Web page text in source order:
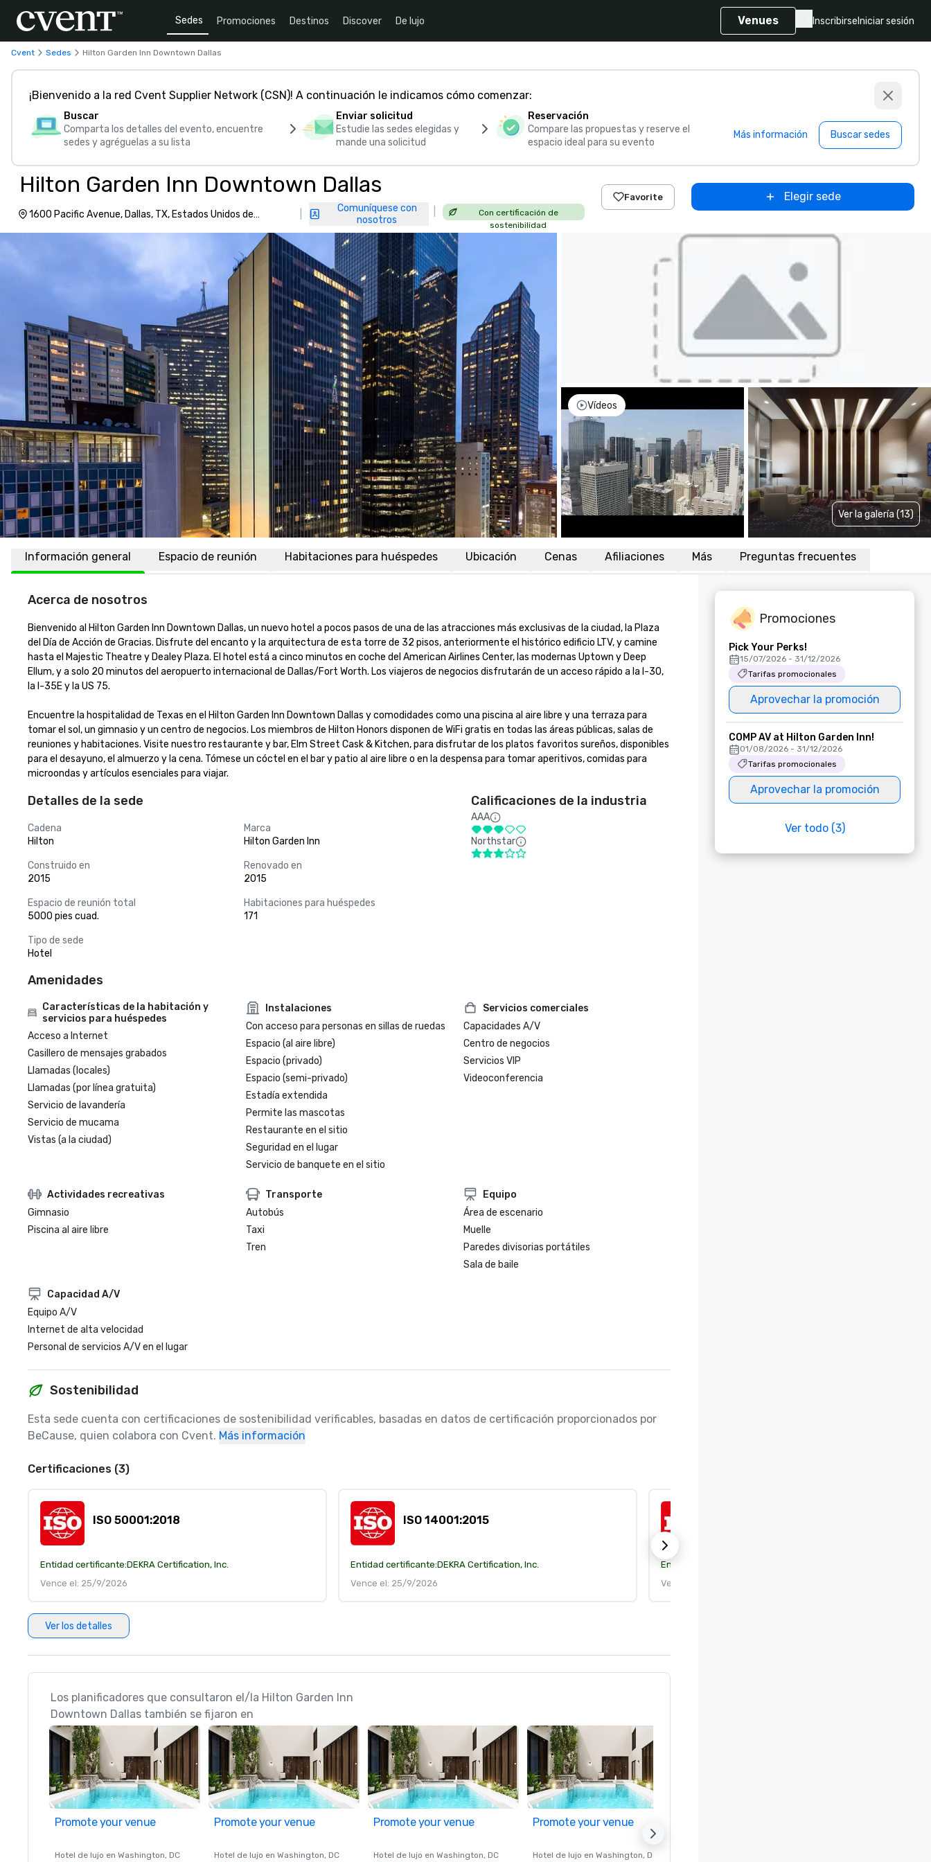
Sedes Promociones Destinos Discover De lujo Venues Inscribirse Iniciar sesión
Cvent Sedes Hilton Garden Inn Downtown Dallas
¡Bienvenido a la red Cvent Supplier Network (CSN)! A continuación le indicamos cómo comenzar:
Buscar
Comparta los detalles del evento, encuentre
sedes y agréguelas a su lista
Enviar solicitud
Estudie las sedes elegidas y
mande una solicitud
Reservación
Compare las propuestas y reserve el
espacio ideal para su evento
Más información Buscar sedes
Hilton Garden Inn Downtown Dallas
1600 Pacific Avenue, Dallas, TX, Estados Unidos de
Comuníquese con
nosotros
Con certificación de
sostenibilidad
Favorite Elegir sede
Vídeos
Ver la galería (13)
Información general Espacio de reunión Habitaciones para huéspedes Ubicación Cenas Afiliaciones Más Preguntas frecuentes
Acerca de nosotros
Bienvenido al Hilton Garden Inn Downtown Dallas, un nuevo hotel a pocos pasos de una de las atracciones más exclusivas de la ciudad, la Plaza
del Día de Acción de Gracias. Disfrute del encanto y la arquitectura de esta torre de 32 pisos, anteriormente el histórico edificio LTV, y camine
hasta el Majestic Theatre y Dealey Plaza. El hotel está a cinco minutos en coche del American Airlines Center, las modernas Uptown y Deep
Ellum, y a solo 20 minutos del aeropuerto internacional de Dallas/Fort Worth. Los viajeros de negocios disfrutarán de un acceso rápido a la I-30,
la I-35E y la US 75.
Encuentre la hospitalidad de Texas en el Hilton Garden Inn Downtown Dallas y comodidades como una piscina al aire libre y una terraza para
tomar el sol, un gimnasio y un centro de negocios. Los miembros de Hilton Honors disponen de WiFi gratis en todas las áreas públicas, salas de
reuniones y habitaciones. Visite nuestro restaurante y bar, Elm Street Cask & Kitchen, para disfrutar de los platos favoritos sureños, disponibles
para el desayuno, el almuerzo y la cena. Tómese un cóctel en el bar y patio al aire libre o en la despensa para tomar aperitivos, comidas para
microondas y artículos esenciales para viajar.
Detalles de la sede
Cadena
Hilton
Marca
Hilton Garden Inn
Construido en
2015
Renovado en
2015
Espacio de reunión total
5000 pies cuad.
Habitaciones para huéspedes
171
Tipo de sede
Hotel
Calificaciones de la industria
AAA
Northstar
Amenidades
Características de la habitación y
servicios para huéspedes
Acceso a Internet
Casillero de mensajes grabados
Llamadas (locales)
Llamadas (por línea gratuita)
Servicio de lavandería
Servicio de mucama
Vistas (a la ciudad)
Instalaciones
Con acceso para personas en sillas de ruedas
Espacio (al aire libre)
Espacio (privado)
Espacio (semi-privado)
Estadía extendida
Permite las mascotas
Restaurante en el sitio
Seguridad en el lugar
Servicio de banquete en el sitio
Servicios comerciales
Capacidades A/V
Centro de negocios
Servicios VIP
Videoconferencia
Actividades recreativas
Gimnasio
Piscina al aire libre
Transporte
Autobús
Taxi
Tren
Equipo
Área de escenario
Muelle
Paredes divisorias portátiles
Sala de baile
Capacidad A/V
Equipo A/V
Internet de alta velocidad
Personal de servicios A/V en el lugar
Sostenibilidad
Esta sede cuenta con certificaciones de sostenibilidad verificables, basadas en datos de certificación proporcionados por
BeCause, quien colabora con Cvent. Más información
Certificaciones (3)
ISO 50001:2018
Entidad certificante:DEKRA Certification, Inc.
Vence el: 25/9/2026
ISO 14001:2015
Entidad certificante:DEKRA Certification, Inc.
Vence el: 25/9/2026
Entidad certificante:
Vence el: 25/9/2026
Ver los detalles
Los planificadores que consultaron el/la Hilton Garden Inn
Downtown Dallas también se fijaron en
Promote your venue
Hotel de lujo en Washington, DC
Promote your venue
Hotel de lujo en Washington, DC
Promote your venue
Hotel de lujo en Washington, DC
Promote your venue
Hotel de lujo en Washington, DC
Promociones
Pick Your Perks!
15/07/2026 - 31/12/2026
Tarifas promocionales
Aprovechar la promoción
COMP AV at Hilton Garden Inn!
01/08/2026 - 31/12/2026
Tarifas promocionales
Aprovechar la promoción
Ver todo (3)